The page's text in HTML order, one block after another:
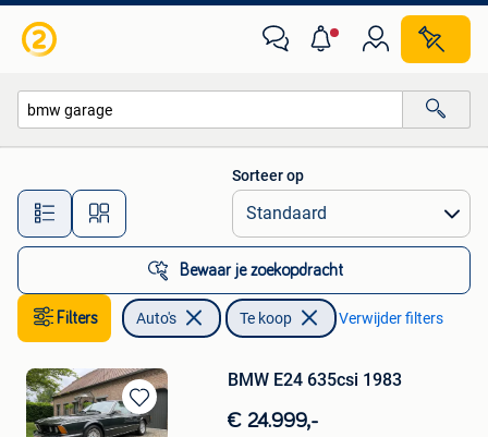
Alle afstanden…
Sorteer op
Bewaar je zoekopdracht
Filters Auto's Te koop Verwijder filters
Bewaren
BMW E24 635csi 1983
€ 24.999,-